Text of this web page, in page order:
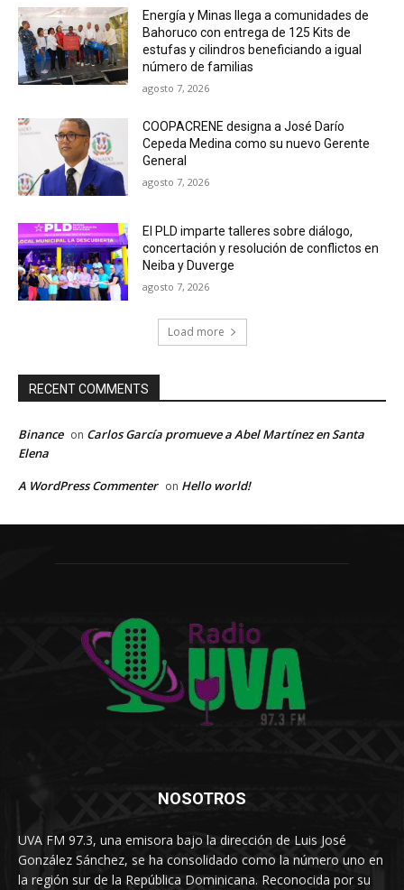
Energía y Minas llega a comunidades de
Bahoruco con entrega de 125 Kits de
estufas y cilindros beneficiando a igual
número de familias
agosto 7, 2026
COOPACRENE designa a José Darío
Cepeda Medina como su nuevo Gerente
General
agosto 7, 2026
El PLD imparte talleres sobre diálogo,
concertación y resolución de conflictos en
Neiba y Duverge
agosto 7, 2026
Load more
RECENT COMMENTS
Binance on Carlos García promueve a Abel Martínez en Santa
Elena
A WordPress Commenter on Hello world!
NOSOTROS
UVA FM 97.3, una emisora bajo la dirección de Luis José
González Sánchez, se ha consolidado como la número uno en
la región sur de la República Dominicana. Reconocida por su